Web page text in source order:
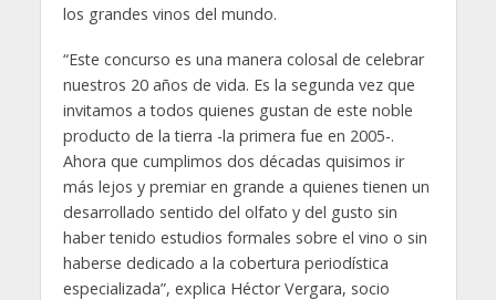
los grandes vinos del mundo.
“Este concurso es una manera colosal de celebrar
nuestros 20 años de vida. Es la segunda vez que
invitamos a todos quienes gustan de este noble
producto de la tierra -la primera fue en 2005-.
Ahora que cumplimos dos décadas quisimos ir
más lejos y premiar en grande a quienes tienen un
desarrollado sentido del olfato y del gusto sin
haber tenido estudios formales sobre el vino o sin
haberse dedicado a la cobertura periodística
especializada”, explica Héctor Vergara, socio